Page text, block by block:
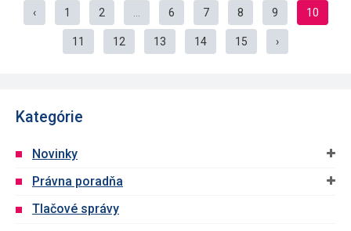
‹ 1 2 6 7 8 9 10
11 12 13 14 15 ›
Kategórie
Novinky
Právna poradňa
Tlačové správy